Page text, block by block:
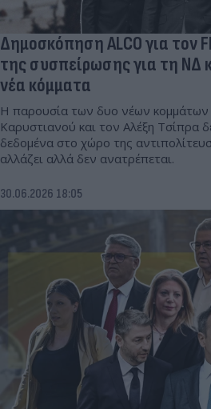
Δημοσκόπηση ALCO για τον
της συσπείρωσης για τη ΝΔ
νέα κόμματα
H παρουσία των δυο νέων
Καρυστιανού και τον Αλέξη Τσίπρα
δεδομένα στο χώρο της
αλλάζει αλλά δεν ανατρέπεται.
30.06.2026 18:05